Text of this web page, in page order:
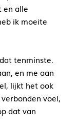
en alle
ik moeite
tenminste.
en me aan
lijkt het ook
voel,
dat van